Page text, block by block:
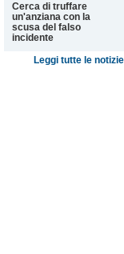
Cerca di truffare
un'anziana con la
scusa del falso
incidente
Leggi tutte le notizie